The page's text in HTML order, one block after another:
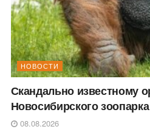
НОВОСТИ
Скандально известному
Новосибирского
08.08.2026